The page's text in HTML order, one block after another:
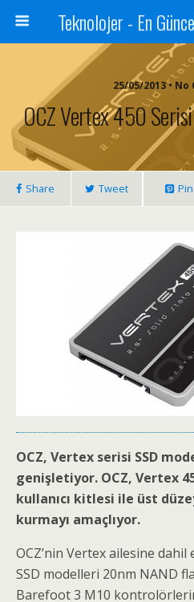
25/05/2013 •
OCZ Vertex 450
Share Tweet Pin
OCZ, Vertex serisi SSD
genişletiyor. OCZ, Vertex
kullanıcı kitlesi ile üst
kurmayı amaçlıyor.
OCZ’nin Vertex ailesine
SSD modelleri 20nm NAND
Barefoot 3 M10